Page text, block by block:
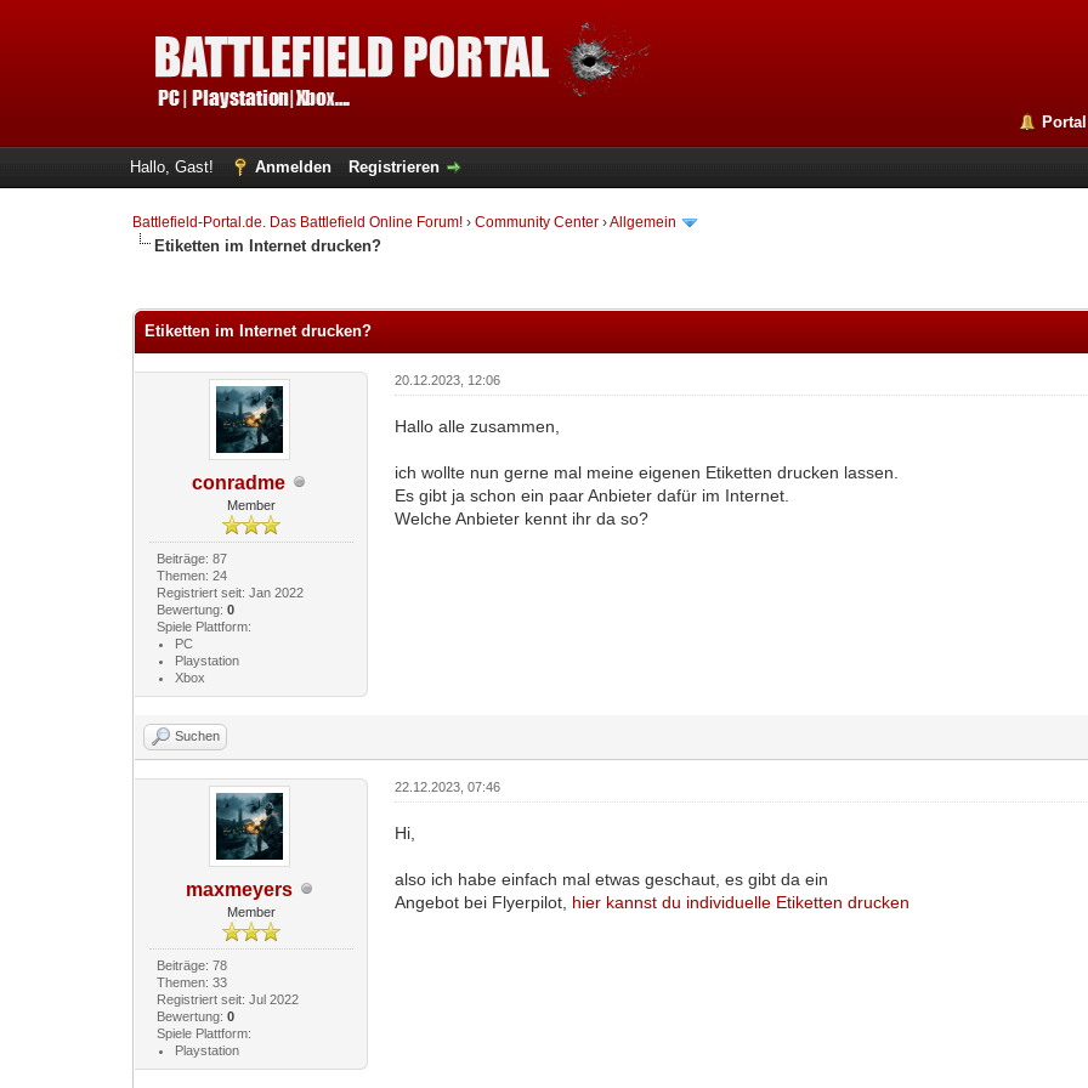
Portal
Hallo, Gast! Anmelden Registrieren
Battlefield-Portal.de. Das Battlefield Online Forum! ›Community Center ›Allgemein
Etiketten im Internet drucken?
Etiketten im Internet drucken?
conradme
Member
Beiträge: 87
Themen: 24
Registriert seit: Jan 2022
Bewertung: 0
Spiele Plattform:
PC
Playstation
Xbox
20.12.2023, 12:06
Hallo alle zusammen,
ich wollte nun gerne mal meine eigenen Etiketten drucken lassen.
Es gibt ja schon ein paar Anbieter dafür im Internet.
Welche Anbieter kennt ihr da so?
Suchen
maxmeyers
Member
Beiträge: 78
Themen: 33
Registriert seit: Jul 2022
Bewertung: 0
Spiele Plattform:
Playstation
22.12.2023, 07:46
Hi,
also ich habe einfach mal etwas geschaut, es gibt da ein
Angebot bei Flyerpilot, hier kannst du individuelle Etiketten drucken